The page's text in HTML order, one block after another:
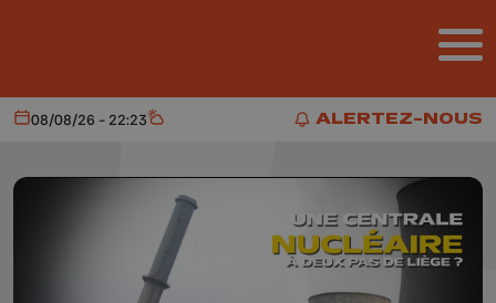
ALERTEZ-NOUS
ALERTEZ-NOUS
Aujourd'hui
08/08/26 - 22:23 Météo